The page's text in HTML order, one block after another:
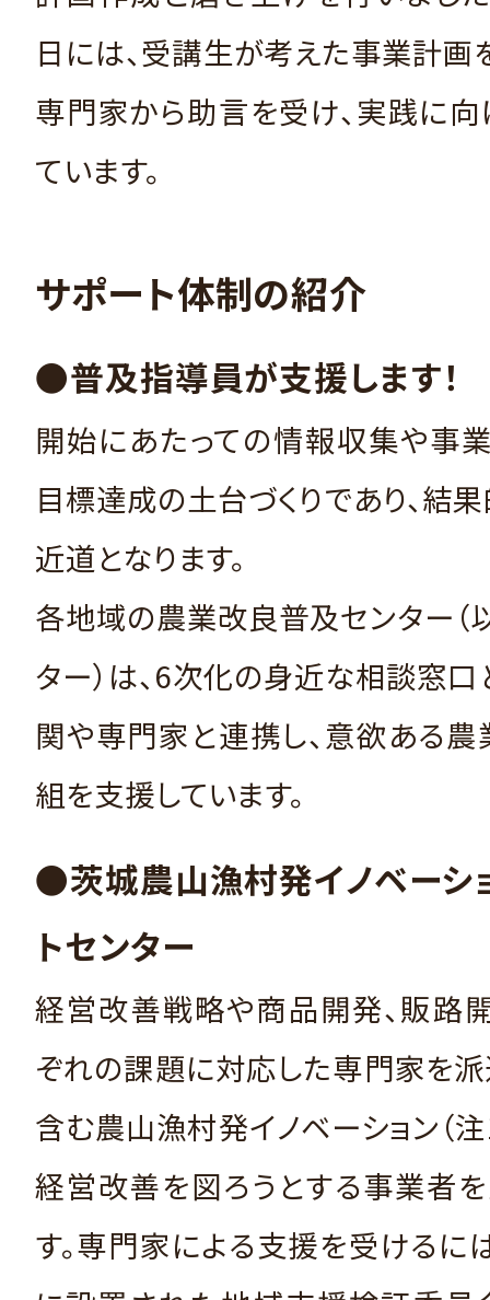
日には、受講生が考えた事業計画
専門家から助言を受け、実践に
ています。
サポート体制の紹介
●普及指導員が支援します！
開始にあたっての情報収集や事
目標達成の土台づくりであり、結
近道となります。
各地域の農業改良普及センター（
ター）は、6次化の身近な相談窓口
関や専門家と連携し、意欲ある
組を支援しています。
●茨城農山漁村発イノベーシ
トセンター
経営改善戦略や商品開発、販路
ぞれの課題に対応した専門家を派
含む農山漁村発イノベーション（
経営改善を図ろうとする事業者
す。専門家による支援を受けるに